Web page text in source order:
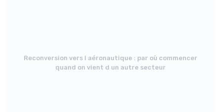
Reconversion vers l aéronautique : par où commencer
quand on vient d un autre secteur